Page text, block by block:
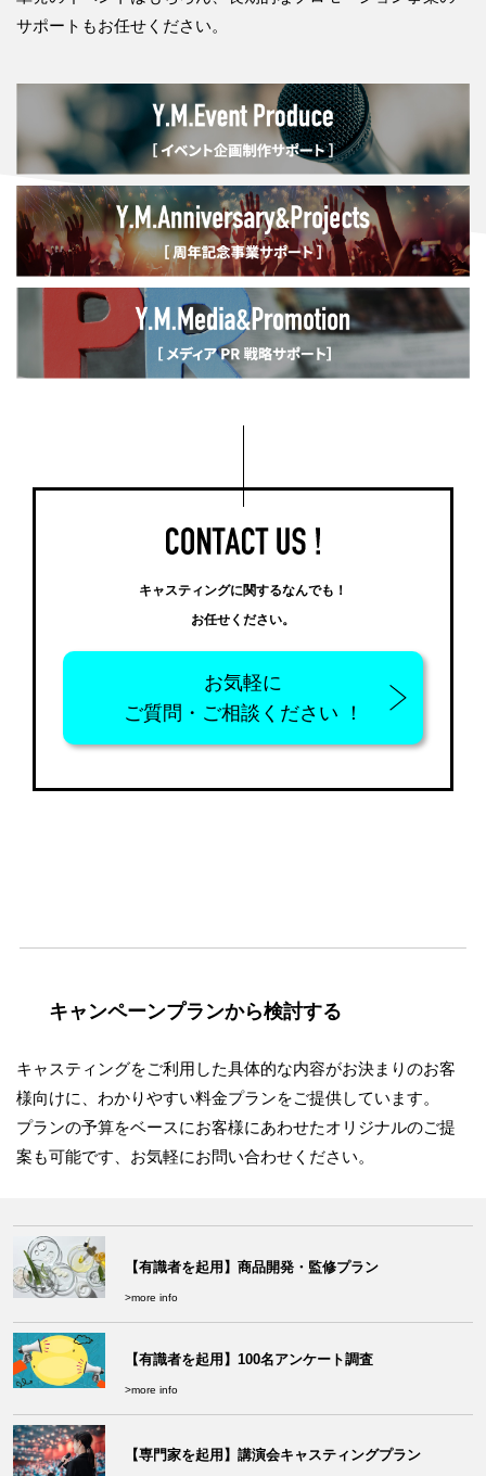
サポートもお任せください。
キャスティングに関するなんでも！
お任せください。
お気軽に
ご質問・ご相談ください ！
キャンペーンプランから検討する
キャスティングをご利用した具体的な内容がお決まりのお客
様向けに、わかりやすい料金プランをご提供しています。
プランの予算をベースにお客様にあわせたオリジナルのご提
案も可能です、お気軽にお問い合わせください。
【有識者を起用】商品開発・監修プラン
>more info
【有識者を起用】100名アンケート調査
>more info
【専門家を起用】講演会キャスティングプラン